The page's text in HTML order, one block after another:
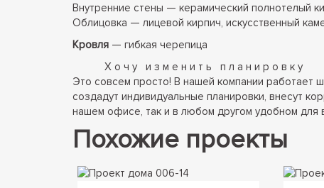
Внутренние стены — керамический полнотелый
Облицовка — лицевой кирпич, искусственный
Кровля — гибкая черепица
Хочу изменить планировку
Это совсем просто! В нашей компании работает
создадут индивидуальные планировки, внесут
нашем офисе, так и в любом другом удобном для
Похожие проекты